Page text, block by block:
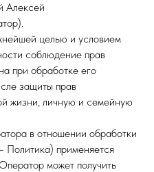
Алексей
целью и условием
соблюдение прав
при обработке его
защиты прав
жизни, личную и семейную
в отношении обработки
применяется
может получить